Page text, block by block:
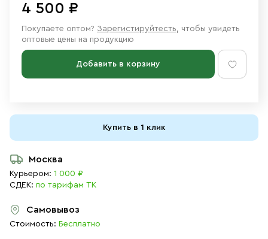
4 500 ₽
Покупаете оптом? Зарегистируйтесть, чтобы увидеть
оптовые цены на продукцию
Добавить в корзину
Купить в 1 клик
Москва
Курьером: 1 000 ₽
СДЕК: по тарифам ТК
Самовывоз
Стоимость: Бесплатно